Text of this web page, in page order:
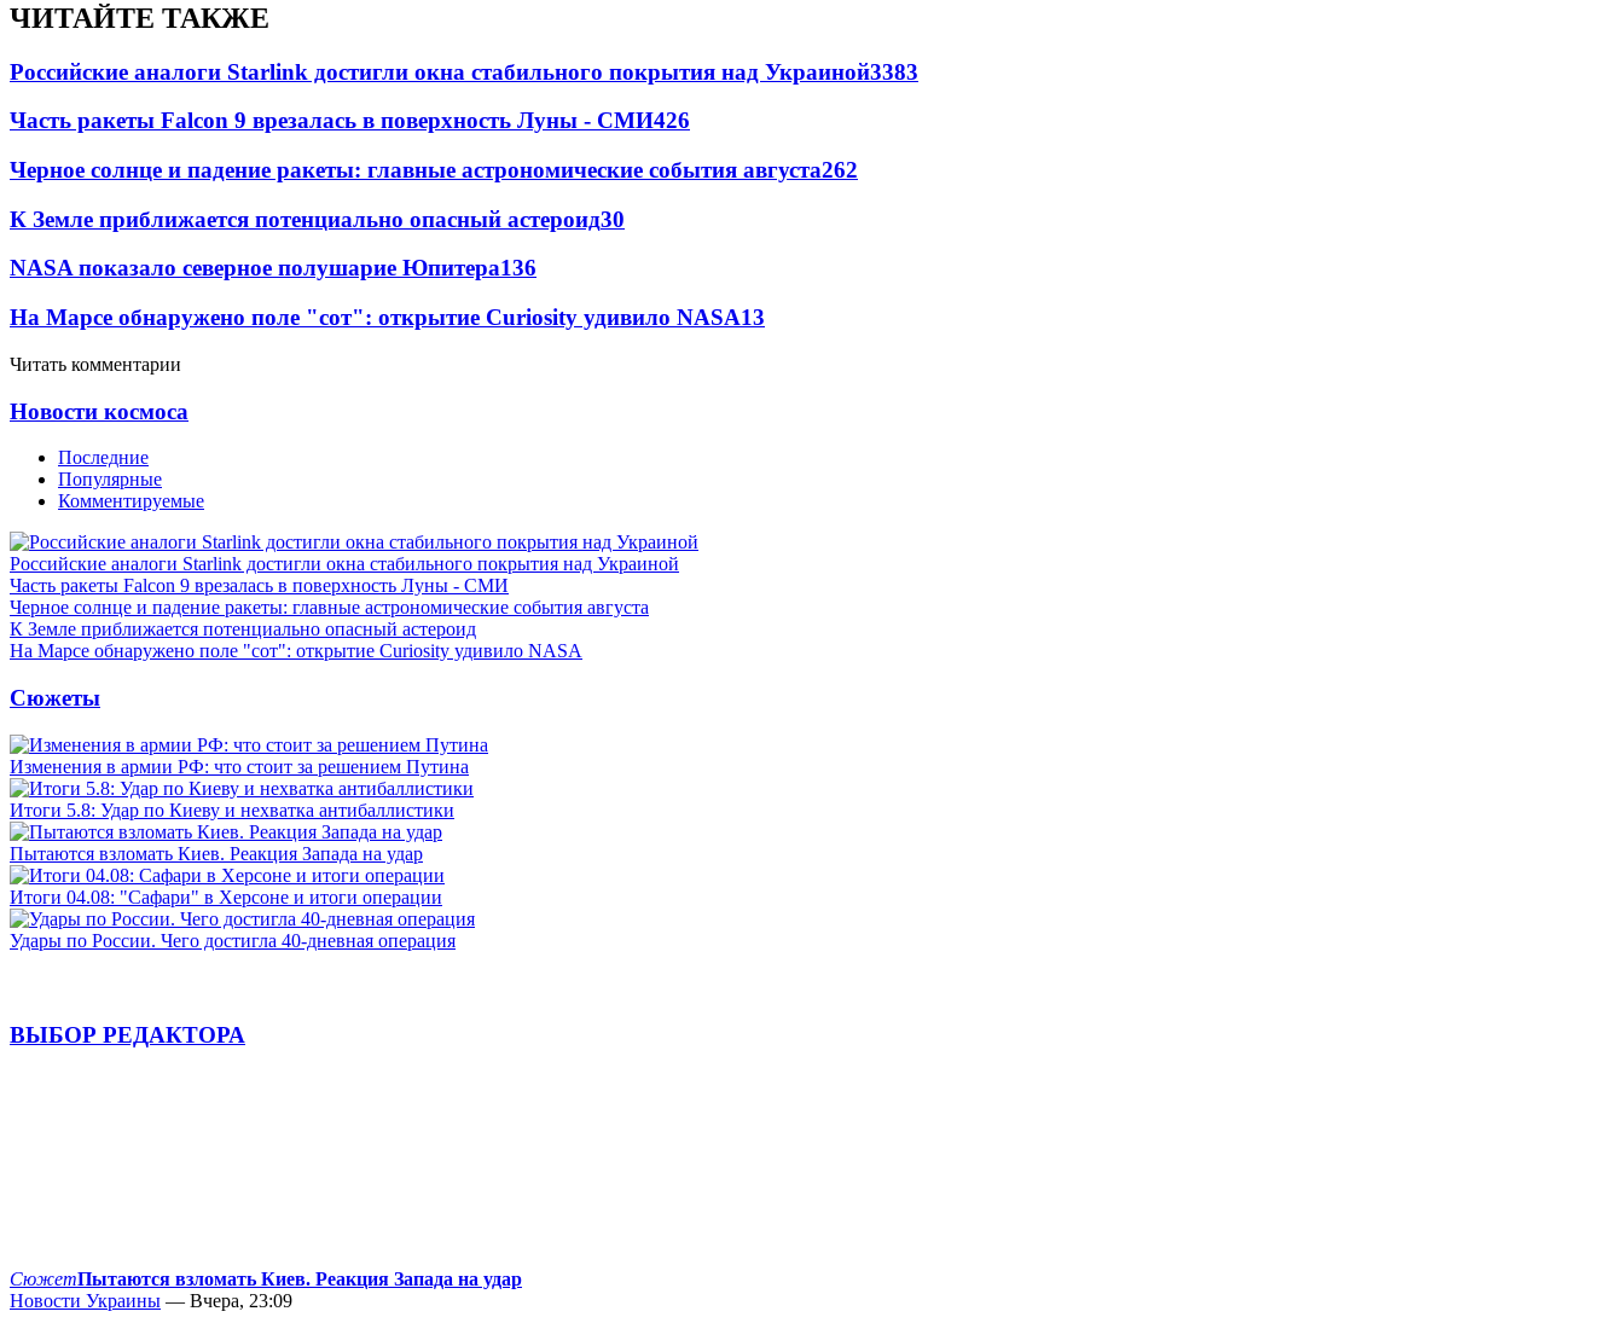
ЧИТАЙТЕ ТАКЖЕ
Российские аналоги Starlink достигли окна стабильного покрытия над Украиной3383
Часть ракеты Falcon 9 врезалась в поверхность Луны - СМИ426
Черное солнце и падение ракеты: главные астрономические события августа262
К Земле приближается потенциально опасный астероид30
NASA показало северное полушарие Юпитера136
На Марсе обнаружено поле "сот": открытие Curiosity удивило NASA13
Читать комментарии
Новости космоса
Последние
Популярные
Комментируемые
Российские аналоги Starlink достигли окна стабильного покрытия над Украиной
Часть ракеты Falcon 9 врезалась в поверхность Луны - СМИ
Черное солнце и падение ракеты: главные астрономические события августа
К Земле приближается потенциально опасный астероид
На Марсе обнаружено поле "сот": открытие Curiosity удивило NASA
Сюжеты
Изменения в армии РФ: что стоит за решением Путина
Итоги 5.8: Удар по Киеву и нехватка антибаллистики
Пытаются взломать Киев. Реакция Запада на удар
Итоги 04.08: "Сафари" в Херсоне и итоги операции
Удары по России. Чего достигла 40-дневная операция
ВЫБОР РЕДАКТОРА
СюжетПытаются взломать Киев. Реакция Запада на удар
Новости Украины — Вчера, 23:09